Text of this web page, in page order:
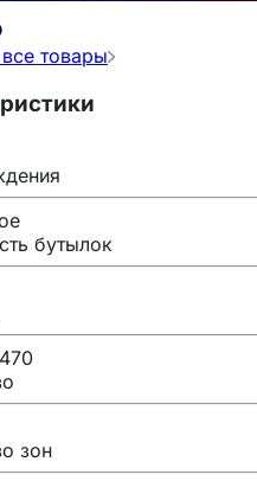
товары
бутылок
зон